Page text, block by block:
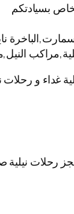
بسيادتكم
غداء و
رحلات